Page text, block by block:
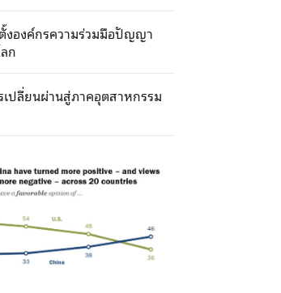
งองค์กรความร่วมมือปัญญา
ก
เปลี่ยนผ่านสู่ภาคอุตสาหกรรม